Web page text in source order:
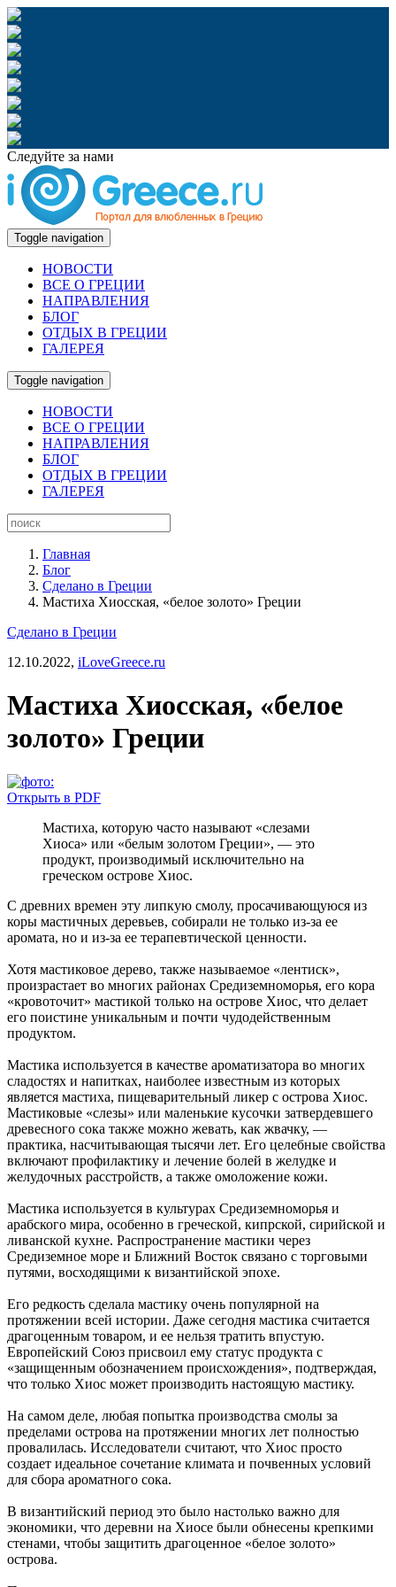
Следуйте за нами
Toggle navigation
НОВОСТИ
ВСЕ О ГРЕЦИИ
НАПРАВЛЕНИЯ
БЛОГ
ОТДЫХ В ГРЕЦИИ
ГАЛЕРЕЯ
Toggle navigation
НОВОСТИ
ВСЕ О ГРЕЦИИ
НАПРАВЛЕНИЯ
БЛОГ
ОТДЫХ В ГРЕЦИИ
ГАЛЕРЕЯ
Главная
Блог
Сделано в Греции
Мастиха Хиосская, «белое золото» Греции
Сделано в Греции
12.10.2022, iLoveGreece.ru
Мастиха Хиосская, «белое
золото» Греции
Открыть в PDF
Мастиха, которую часто называют «слезами
Хиоса» или «белым золотом Греции», — это
продукт, производимый исключительно на
греческом острове Хиос.
С древних времен эту липкую смолу, просачивающуюся из
коры мастичных деревьев, собирали не только из-за ее
аромата, но и из-за ее терапевтической ценности.
Хотя мастиковое дерево, также называемое «лентиск»,
произрастает во многих районах Средиземноморья, его кора
«кровоточит» мастикой только на острове Хиос, что делает
его поистине уникальным и почти чудодейственным
продуктом.
Мастика используется в качестве ароматизатора во многих
сладостях и напитках, наиболее известным из которых
является мастиха, пищеварительный ликер с острова Хиос.
Мастиковые «слезы» или маленькие кусочки затвердевшего
древесного сока также можно жевать, как жвачку, —
практика, насчитывающая тысячи лет. Его целебные свойства
включают профилактику и лечение болей в желудке и
желудочных расстройств, а также омоложение кожи.
Мастика используется в культурах Средиземноморья и
арабского мира, особенно в греческой, кипрской, сирийской и
ливанской кухне. Распространение мастики через
Средиземное море и Ближний Восток связано с торговыми
путями, восходящими к византийской эпохе.
Его редкость сделала мастику очень популярной на
протяжении всей истории. Даже сегодня мастика считается
драгоценным товаром, и ее нельзя тратить впустую.
Европейский Союз присвоил ему статус продукта с
«защищенным обозначением происхождения», подтверждая,
что только Хиос может производить настоящую мастику.
На самом деле, любая попытка производства смолы за
пределами острова на протяжении многих лет полностью
провалилась. Исследователи считают, что Хиос просто
создает идеальное сочетание климата и почвенных условий
для сбора ароматного сока.
В византийский период это было настолько важно для
экономики, что деревни на Хиосе были обнесены крепкими
стенами, чтобы защитить драгоценное «белое золото»
острова.